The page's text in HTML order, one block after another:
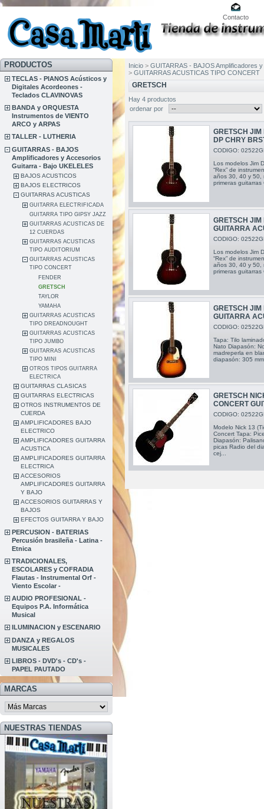
Contacto
PRODUCTOS
TECLAS - PIANOS Acústicos y
Digitales Acordeones -
Teclados CLAVINOVAS
BANDA y ORQUESTA
Instrumentos de VIENTO
ARCO y ARPAS
TALLER - LUTHERIA
GUITARRAS - BAJOS
Amplificadores y Accesorios
Guitarra - Bajo UKELELES
BAJOS ACUSTICOS
BAJOS ELECTRICOS
GUITARRAS ACUSTICAS
GUITARRA ELECTRIFICADA
GUITARRA TIPO GIPSY JAZZ
GUITARRAS ACUSTICAS DE
12 CUERDAS
GUITARRAS ACUSTICAS
TIPO AUDITORIUM
GUITARRAS ACUSTICAS
TIPO CONCERT
FENDER
GRETSCH
TAYLOR
YAMAHA
GUITARRAS ACUSTICAS
TIPO DREADNOUGHT
GUITARRAS ACUSTICAS
TIPO JUMBO
GUITARRAS ACUSTICAS
TIPO MINI
OTROS TIPOS GUITARRA
ELECTRICA
GUITARRAS CLASICAS
GUITARRAS ELECTRICAS
OTROS INSTRUMENTOS DE
CUERDA
AMPLIFICADORES BAJO
ELECTRICO
AMPLIFICADORES GUITARRA
ACUSTICA
AMPLIFICADORES GUITARRA
ELECTRICA
ACCESORIOS
AMPLIFICADORES GUITARRA
Y BAJO
ACCESORIOS GUITARRAS Y
BAJOS
EFECTOS GUITARRA Y BAJO
PERCUSION - BATERIAS
Percusión brasileña - Latina -
Etnica
TRADICIONALES,
ESCOLARES y COFRADIA
Flautas - Instrumental Orf -
Viento Escolar -
AUDIO PROFESIONAL -
Equipos P.A. Informática
Musical
ILUMINACION y ESCENARIO
DANZA y REGALOS
MUSICALES
LIBROS - DVD's - CD's -
PAPEL PAUTADO
MARCAS
NUESTRAS TIENDAS
Inicio > GUITARRAS - BAJOS Amplificadores
> GUITARRAS ACUSTICAS TIPO CONCERT
GRETSCH
Hay 4 productos
ordenar por
GRETSCH
DP CHRY
CODIGO:
Los modelos Jim
“Rex” de
años 30, 40 y 50,
primeras
GRETSCH
GUITARRA
CODIGO:
Los modelos Jim
“Rex” de
años 30, 40 y 50,
primeras
GRETSCH
GUITARRA
CODIGO:
Tapa: Tilo
Nato Diapasón:
madreperla en
diapasón: 305
GRETSCH
CONCERT
CODIGO:
Modelo Nick 13
Concert Tapa:
Diapasón:
picas Radio del
cej...